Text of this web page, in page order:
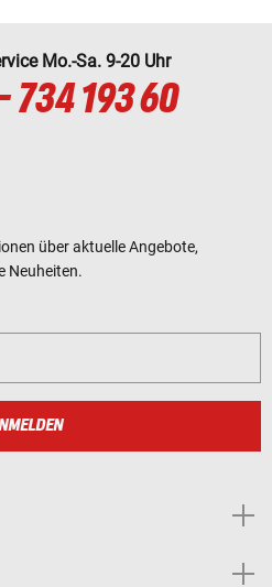
Mo.-Sa. 9-20 Uhr
734 193 60
über aktuelle Angebote,
Neuheiten.